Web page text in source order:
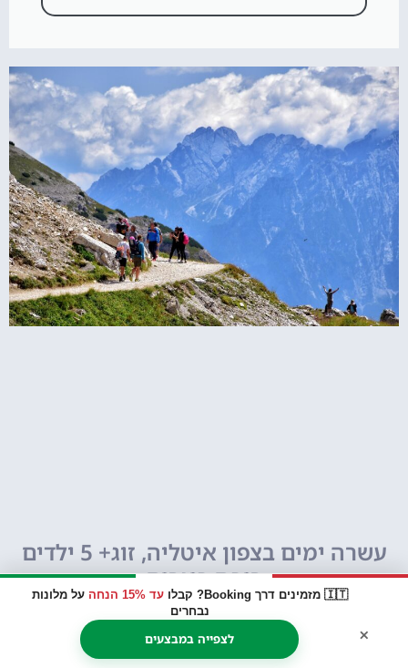
🇮🇹 מזמינים דרך Booking? קבלו עד 15% הנחה
על מלונות
נבחרים
לצפייה במבצעים ×
עשרה ימים בצפון איטליה, זוג+ 5 ילדים
רובם בוגרים